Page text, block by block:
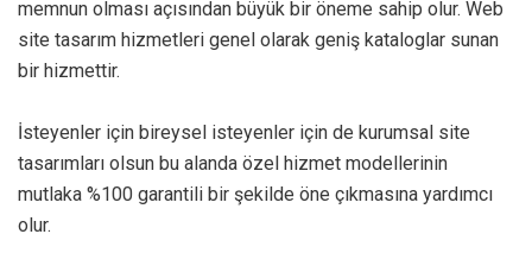
memnun olması açısından büyük bir öneme sahip olur. Web
site tasarım hizmetleri genel olarak geniş kataloglar sunan
bir hizmettir.
İsteyenler için bireysel isteyenler için de kurumsal site
tasarımları olsun bu alanda özel hizmet modellerinin
mutlaka %100 garantili bir şekilde öne çıkmasına yardımcı
olur.